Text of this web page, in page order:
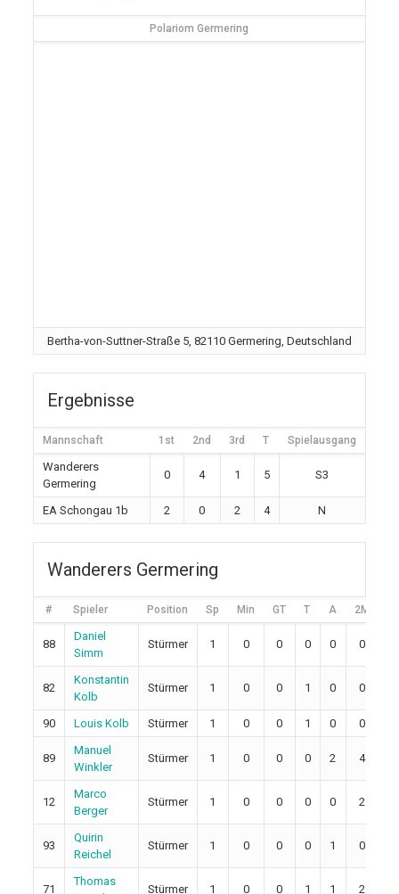
Polariom Germering
Bertha-von-Suttner-Straße 5, 82110 Germering, Deutschland
Ergebnisse
Mannschaft 1st 2nd 3rd T Spielausgang
Wanderers
Germering
0 4 1 5 S3
EA Schongau 1b 2 0 2 4 N
Wanderers Germering
# Spieler Position Sp Min GT T A 2M
88
Daniel
Simm
Stürmer 1 0 0 0 0 0
82
Konstantin
Kolb
Stürmer 1 0 0 1 0 0
90 Louis Kolb Stürmer 1 0 0 1 0 0
89
Manuel
Winkler
Stürmer 1 0 0 0 2 4
12
Marco
Berger
Stürmer 1 0 0 0 0 2
93
Quirin
Reichel
Stürmer 1 0 0 0 1 0
71
Thomas
Stürmer 1 0 0 1 1 2